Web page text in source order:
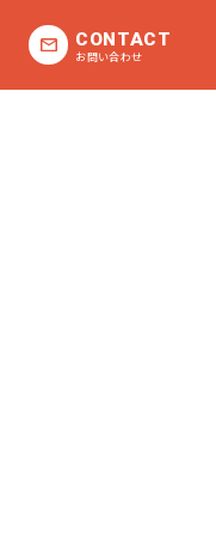
CONTACT
お問い合わせ